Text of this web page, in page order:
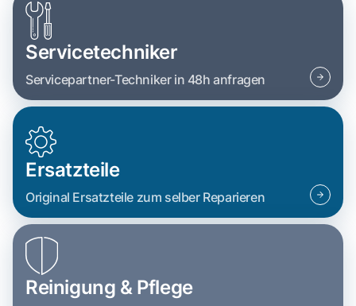
Servicetechniker
Servicepartner-Techniker in 48h anfragen
Ersatzteile
Original Ersatzteile zum selber Reparieren
Reinigung & Pflege